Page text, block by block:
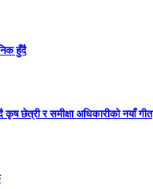
हुँदै
कृष छेत्री र समीक्षा अधिकारीको नयाँ गीत